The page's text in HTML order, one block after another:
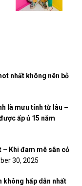
nhất không nên bỏ
là mưu tính từ lâu –
ấp ủ 15 năm
– Khi đam mê sân cỏ
30, 2025
không hấp dẫn nhất